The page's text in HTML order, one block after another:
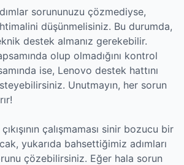
sorununuzu çözmediyse,
düşünmelisiniz. Bu durumda,
destek almanız gerekebilir.
olup olmadığını kontrol
ise, Lenovo destek hattını
Unutmayın, her sorun
çalışmaması sinir bozucu bir
yukarıda bahsettiğimiz adımları
çözebilirsiniz. Eğer hala sorun